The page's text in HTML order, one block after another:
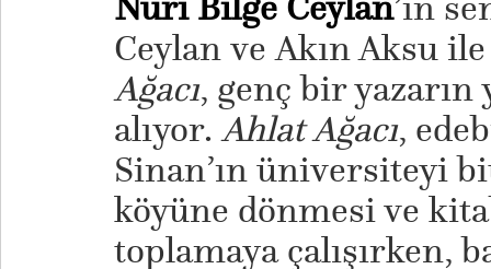
Ceylan ve Akın Aksu
Ağacı, genç bir yazarın
alıyor.Ahlat Ağacı,
Sinan’ın üniversiteyi
köyüne dönmesi ve
toplamaya çalışırken,